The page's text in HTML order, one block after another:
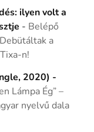
ilyen volt a
- Belépő
a
n!
2020) -
Lámpa Ég” –
nyelvű dala